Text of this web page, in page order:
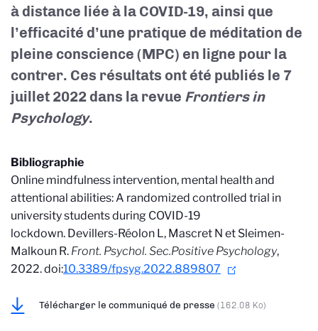
à distance liée à la COVID-19, ainsi que
l’efficacité d’une pratique de méditation de
pleine conscience (MPC) en ligne pour la
contrer. Ces résultats ont été publiés le 7
juillet 2022 dans la revue Frontiers in
Psychology.
Bibliographie
Online mindfulness intervention, mental health and
attentional abilities: A randomized controlled trial in
university students during COVID-19
lockdown. Devillers-Réolon L, Mascret N et Sleimen-
Malkoun R. Front. Psychol. Sec.Positive Psychology,
2022. doi:10.3389/fpsyg.2022.889807
Télécharger le communiqué de presse (162.08 Ko)